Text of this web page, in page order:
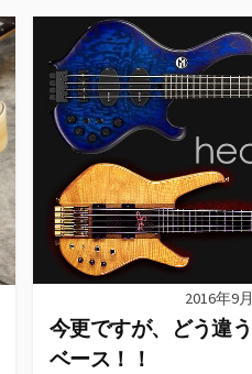
ゴ
ー
2016年9
今更ですが、どう違
ベース！！